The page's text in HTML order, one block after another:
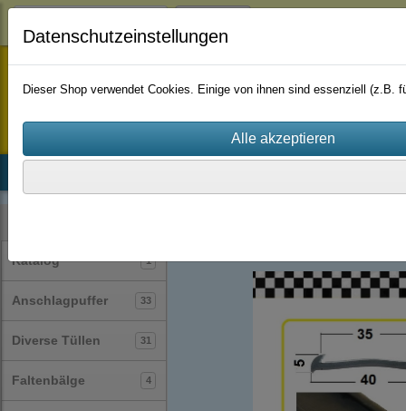
staufenbiel-berlin
Katalog 1
Anschlagpuffer 33
Diverse Tüllen 31
Faltenbälge 4
Datenschutzeinstellungen
Dieser Shop verwendet Cookies. Einige von ihnen sind essenziell (z.B.